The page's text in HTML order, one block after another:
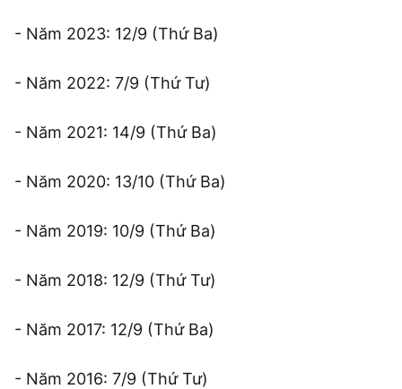
- Năm 2023: 12/9 (Thứ Ba)
- Năm 2022: 7/9 (Thứ Tư)
- Năm 2021: 14/9 (Thứ Ba)
- Năm 2020: 13/10 (Thứ Ba)
- Năm 2019: 10/9 (Thứ Ba)
- Năm 2018: 12/9 (Thứ Tư)
- Năm 2017: 12/9 (Thứ Ba)
- Năm 2016: 7/9 (Thứ Tư)